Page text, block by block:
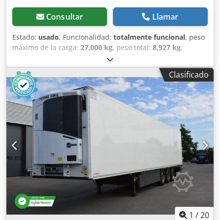
Consultar Llamar
Estado: usado, Funcionalidad: totalmente funcional, peso
máximo de la carga: 27,000 kg, peso total: 8,927 kg,
, primer registro:
longitud total:14,040 mm, ancho total:2,600 mm,
amortiguación:aire, color:blanco, Año de fabricación:
2019, Equipamiento:dirección asistida, historial de
servicio completo, unidad de refrigeración,
Especificaciones técnicas Djdezthrfspfx Ambock Unidad de
refrigeración: THERMO KING SLXi 300, diésel y eléctrico
Fabricante de los ejes: Schmitz Rotos Suspensión
neumática integral Puertas traseras con aislamiento y 4
cierres de acero Paredes laterales con aislamiento, 45 mm
Caja de herramientas de plástico con cubierta Depósito de
combustible 245 l Sistema electrónico de frenado EBS
Sistema antibloqueo de ruedas ABS ROTOS SCB (frenos de
disco) Termómetro Rejillas de ventilación en puerta trasera
Sensor de contacto en puerta trasera Suelo de aluminio
Soporte para 2 ruedas de repuesto (6+1) neumáticos:
Clasificado
1 /20